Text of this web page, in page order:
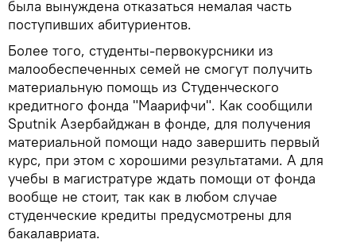
была вынуждена отказаться немалая часть
поступивших абитуриентов.
Более того, студенты-первокурсники из
малообеспеченных семей не смогут получить
материальную помощь из Студенческого
кредитного фонда "Маарифчи". Как сообщили
Sputnik Азербайджан в фонде, для получения
материальной помощи надо завершить первый
курс, при этом с хорошими результатами. А для
учебы в магистратуре ждать помощи от фонда
вообще не стоит, так как в любом случае
студенческие кредиты предусмотрены для
бакалавриата.